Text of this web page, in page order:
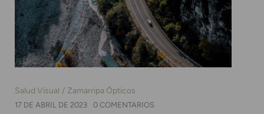
Salud Visual Zamarripa Ópticos
17 DE ABRIL DE 2023
0 COMENTARIOS